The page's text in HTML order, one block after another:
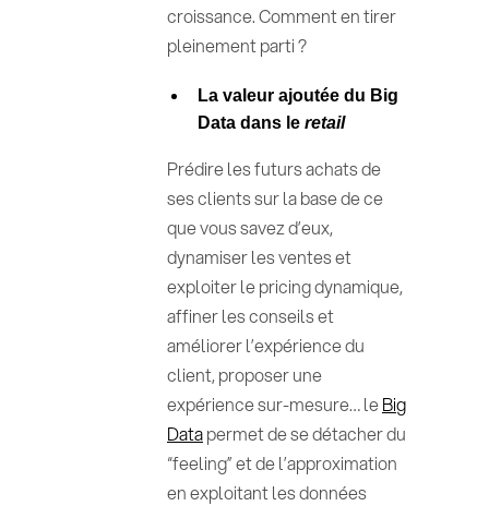
croissance. Comment en tirer
pleinement parti ?
La valeur ajoutée du Big
Data dans le retail
Prédire les futurs achats de
ses clients sur la base de ce
que vous savez d’eux,
dynamiser les ventes et
exploiter le pricing dynamique,
affiner les conseils et
améliorer l’expérience du
client, proposer une
expérience sur-mesure… leBig
Datapermet de se détacher du
“feeling” et de l’approximation
en exploitant les données